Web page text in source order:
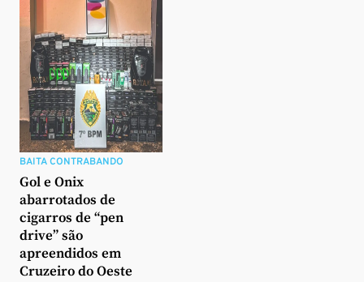
BAITA CONTRABANDO
Gol e Onix
abarrotados de
cigarros de “pen
drive” são
apreendidos em
Cruzeiro do Oeste